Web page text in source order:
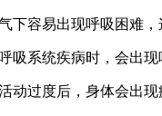
下容易出现呼吸困难
吸系统疾病时，会出
动过度后，身体会出